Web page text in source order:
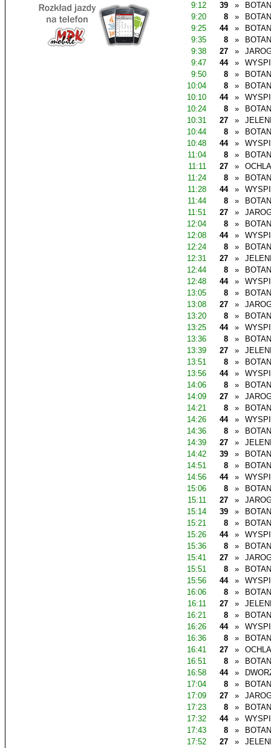
9:12
39 »
9:20
8 »
9:25
44 »
9:35
8 »
9:38
27 »
9:47
44 »
9:50
8 »
10:04
8 »
10:10
44 »
10:24
8 »
10:31
27 »
10:44
8 »
10:48
44 »
11:04
8 »
11:11
27 »
OCHLA
11:24
8 »
11:28
44 »
11:44
8 »
11:51
27 »
12:04
8 »
12:08
44 »
12:24
8 »
12:31
27 »
12:44
8 »
12:48
44 »
13:05
8 »
13:08
27 »
13:20
8 »
13:25
44 »
13:36
8 »
13:39
27 »
13:51
8 »
13:56
44 »
14:06
8 »
14:09
27 »
14:21
8 »
14:26
44 »
14:36
8 »
14:39
27 »
14:42
39 »
14:51
8 »
14:56
44 »
15:06
8 »
15:11
27 »
15:14
39 »
15:21
8 »
15:26
44 »
15:36
8 »
15:41
27 »
15:51
8 »
15:56
44 »
16:06
8 »
16:11
27 »
16:21
8 »
16:26
44 »
16:36
8 »
16:41
27 »
OCHLA
16:51
8 »
16:58
44 »
17:04
8 »
17:09
27 »
17:23
8 »
17:32
44 »
17:43
8 »
17:52
27 »